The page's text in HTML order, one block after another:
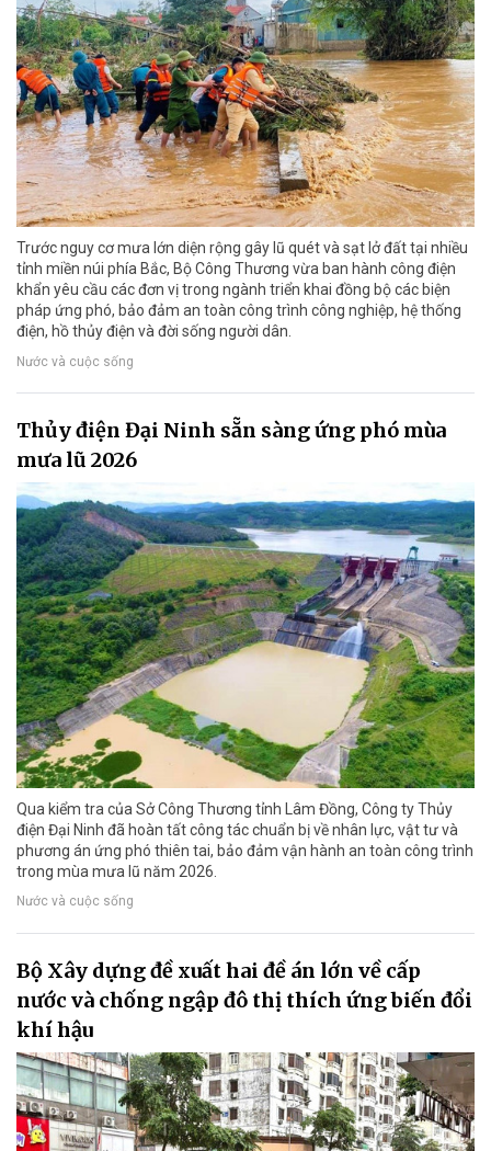
Trước nguy cơ mưa lớn diện rộng gây lũ quét và sạt lở đất tại nhiều
tỉnh miền núi phía Bắc, Bộ Công Thương vừa ban hành công điện
khẩn yêu cầu các đơn vị trong ngành triển khai đồng bộ các biện
pháp ứng phó, bảo đảm an toàn công trình công nghiệp, hệ thống
điện, hồ thủy điện và đời sống người dân.
Nước và cuộc sống
Thủy điện Đại Ninh sẵn sàng ứng phó mùa
mưa lũ 2026
Qua kiểm tra của Sở Công Thương tỉnh Lâm Đồng, Công ty Thủy
điện Đại Ninh đã hoàn tất công tác chuẩn bị về nhân lực, vật tư và
phương án ứng phó thiên tai, bảo đảm vận hành an toàn công trình
trong mùa mưa lũ năm 2026.
Nước và cuộc sống
Bộ Xây dựng đề xuất hai đề án lớn về cấp
nước và chống ngập đô thị thích ứng biến đổi
khí hậu